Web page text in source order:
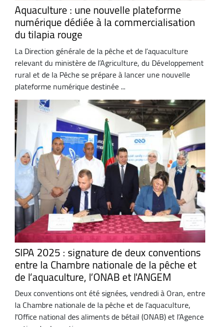
Aquaculture : une nouvelle plateforme
numérique dédiée à la commercialisation
du tilapia rouge
La Direction générale de la pêche et de l’aquaculture
relevant du ministère de l’Agriculture, du Développement
rural et de la Pêche se prépare à lancer une nouvelle
plateforme numérique destinée ...
SIPA 2025 : signature de deux conventions
entre la Chambre nationale de la pêche et
de l’aquaculture, l’ONAB et l'ANGEM
Deux conventions ont été signées, vendredi à Oran, entre
la Chambre nationale de la pêche et de l’aquaculture,
l'Office national des aliments de bétail (ONAB) et l’Agence